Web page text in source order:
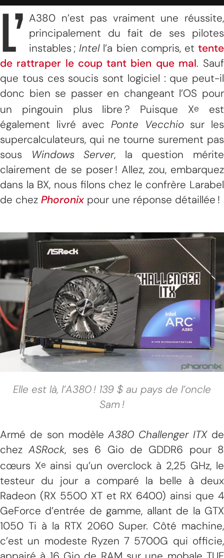
L’ A380 n’est pas vraiment une réussite,
principalement du fait de ses pilotes
instables ;Intell’a bien compris, ettente
de rattraper le coup tant bien que mal. Sauf
que tous ces soucis sont logiciel : que peut-il
donc bien se passer en changeant l’OS pour
un pingouin plus libre ? Puisque Xe
est
également livré avec Ponte Vecchiosur les
supercalculateurs, qui ne tourne surement pas
sous Windows Server, la question mérite
clairement de se poser ! Allez, zou, embarquez
dans la BX, nous filons chez le confrère Larabel
de chez Phoronix pour une réponse détaillée !
Elle est là, l’A380 ! 139 $ au pays de l’oncle
Sam !
Armé de son modèleA380 Challenger ITXde
chezASRock, ses 6 Gio de GDDR6 pour 8
cœurs Xe ainsi qu’un overclock à 2,25 GHz, le
testeur du jour a comparé la belle à deux
Radeon (RX 5500 XT et RX 6400) ainsi que 4
GeForce d’entrée de gamme, allant de la GTX
1050 Ti à la RTX 2060 Super. Côté machine,
c’est un modeste Ryzen 7 5700G qui officie,